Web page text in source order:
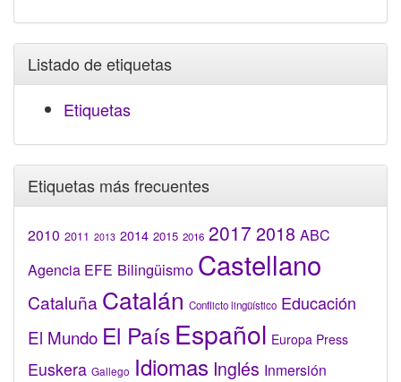
Listado de etiquetas
Etiquetas
Etiquetas más frecuentes
2010 2011 2013 2014 2015 2016 2017 2018 ABC
Agencia EFE Bilingüismo Castellano
Cataluña Catalán Conflicto lingüístico Educación
El Mundo El País Español Europa Press
Euskera Gallego Idiomas Inglés Inmersión